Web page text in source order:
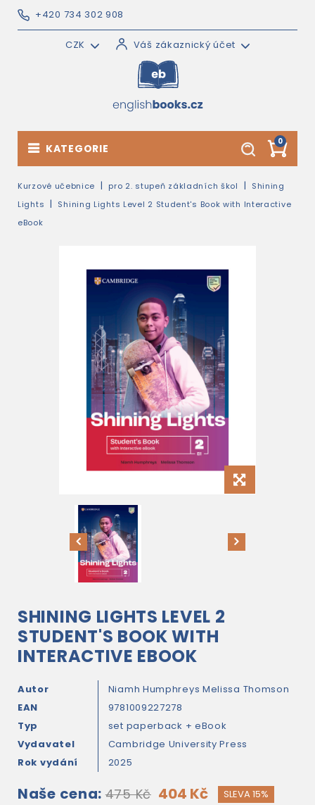
+420 734 302 908
CZK Váš zákaznický účet
0
KATEGORIE
Kurzové učebnice pro 2. stupeň základních škol
Shining
Lights
Shining Lights Level 2 Student's Book with Interactive
eBook
SHINING LIGHTS LEVEL 2
STUDENT'S BOOK WITH
INTERACTIVE EBOOK
Autor Niamh Humphreys Melissa Thomson
EAN
9781009227278
Typ
set paperback + eBook
Vydavatel
Cambridge University Press
Rok vydání
2025
Naše cena: 475 Kč 404 Kč SLEVA 15%